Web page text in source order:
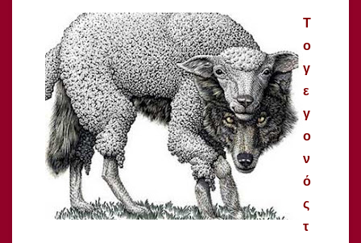
Τ
ο
γ
ε
γ
ο
ν
ό
ς
τ